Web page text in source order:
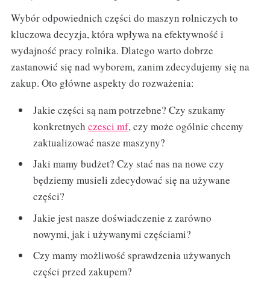
Wybór odpowiednich części do maszyn rolniczych to
kluczowa decyzja, która wpływa na efektywność i
wydajność pracy rolnika. Dlatego warto dobrze
zastanowić się nad wyborem, zanim zdecydujemy się na
zakup. Oto główne aspekty do rozważenia:
Jakie części są nam potrzebne? Czy szukamy
konkretnychczesci mf, czy może ogólnie chcemy
zaktualizować nasze maszyny?
Jaki mamy budżet? Czy stać nas na nowe czy
będziemy musieli zdecydować się na używane
części?
Jakie jest nasze doświadczenie z zarówno
nowymi, jak i używanymi częściami?
Czy mamy możliwość sprawdzenia używanych
części przed zakupem?